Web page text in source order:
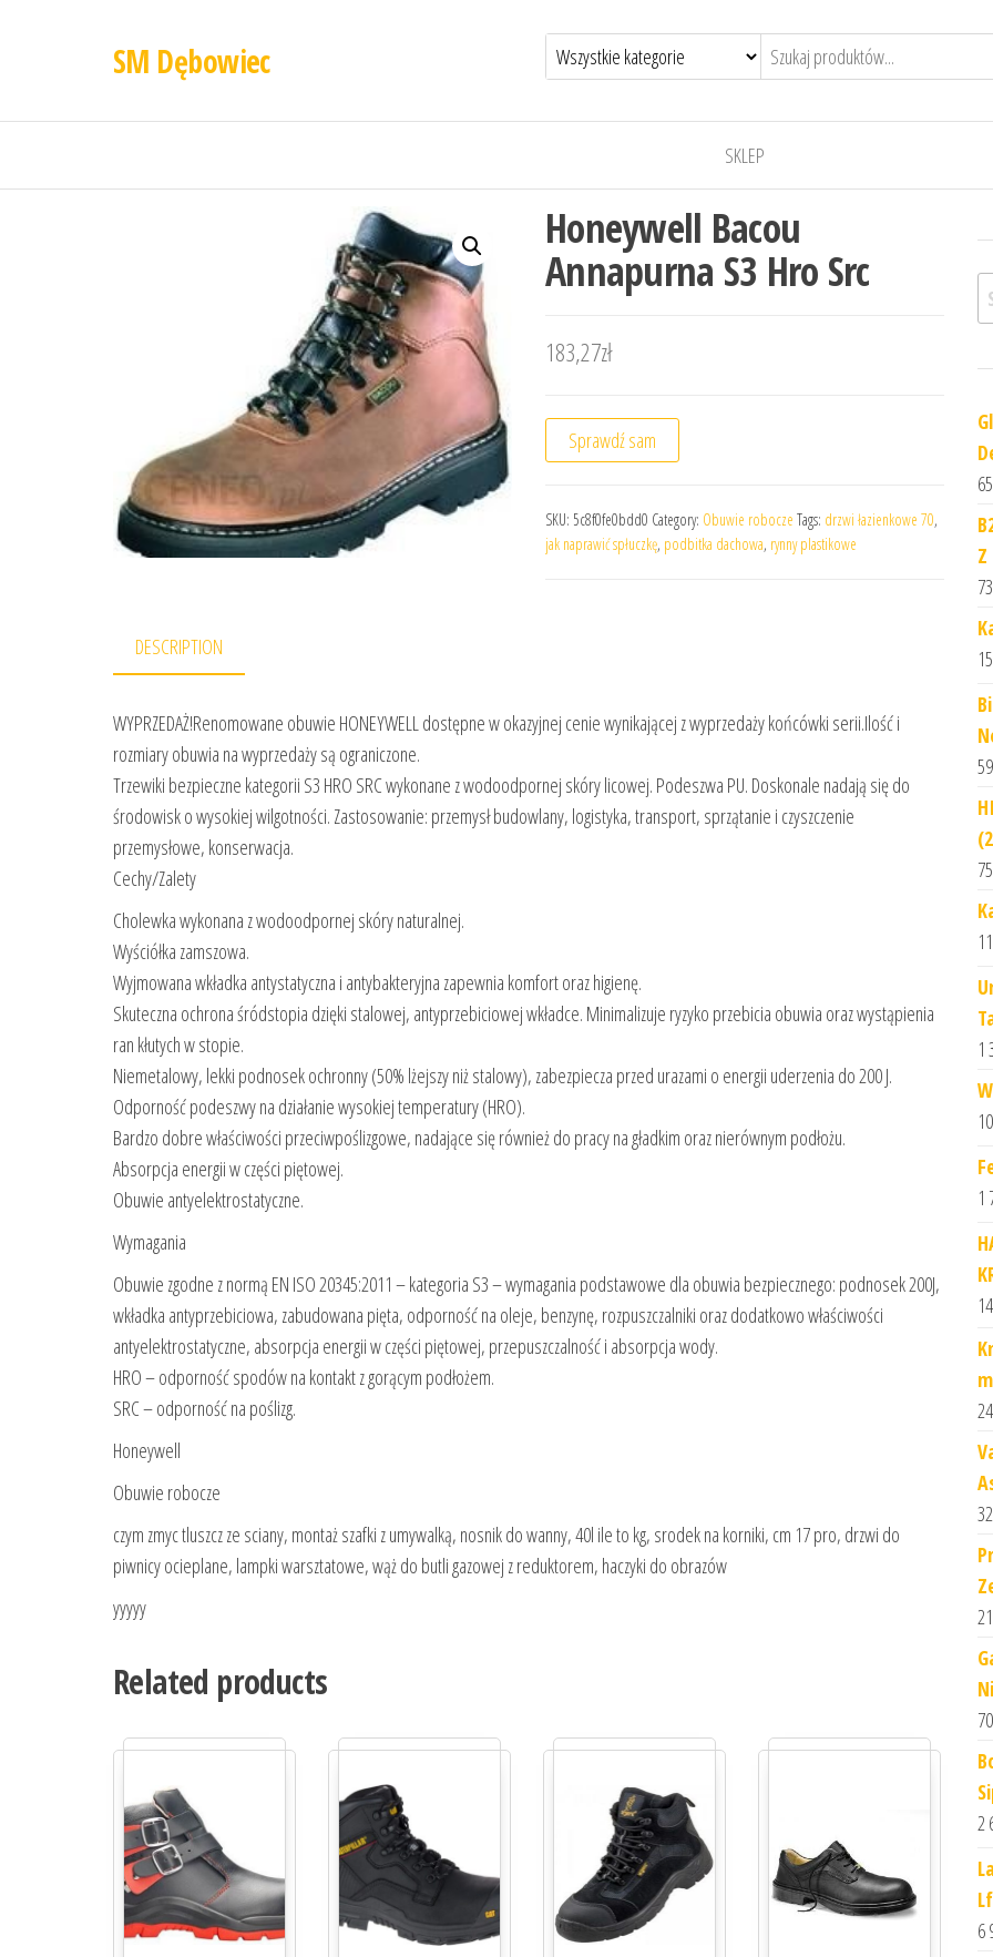
SM Dębowiec
SKLEP
Honeywell Bacou
Annapurna S3 Hro Src
183,27zł
Sprawdź sam
SKU: 5c8f0fe0bdd0 Category: Obuwie robocze Tags: drzwi łazienkowe 70,
jak naprawić spłuczkę, podbitka dachowa, rynny plastikowe
DESCRIPTION
WYPRZEDAŻ!Renomowane obuwie HONEYWELL dostępne w okazyjnej cenie wynikającej z wyprzedaży końcówki serii.Ilość i
rozmiary obuwia na wyprzedaży są ograniczone.
Trzewiki bezpieczne kategorii S3 HRO SRC wykonane z wodoodpornej skóry licowej. Podeszwa PU. Doskonale nadają się do
środowisk o wysokiej wilgotności. Zastosowanie: przemysł budowlany, logistyka, transport, sprzątanie i czyszczenie
przemysłowe, konserwacja.
Cechy/Zalety
Cholewka wykonana z wodoodpornej skóry naturalnej.
Wyściółka zamszowa.
Wyjmowana wkładka antystatyczna i antybakteryjna zapewnia komfort oraz higienę.
Skuteczna ochrona śródstopia dzięki stalowej, antyprzebiciowej wkładce. Minimalizuje ryzyko przebicia obuwia oraz wystąpienia
ran kłutych w stopie.
Niemetalowy, lekki podnosek ochronny (50% lżejszy niż stalowy), zabezpiecza przed urazami o energii uderzenia do 200 J.
Odporność podeszwy na działanie wysokiej temperatury (HRO).
Bardzo dobre właściwości przeciwpoślizgowe, nadające się również do pracy na gładkim oraz nierównym podłożu.
Absorpcja energii w części piętowej.
Obuwie antyelektrostatyczne.
Wymagania
Obuwie zgodne z normą EN ISO 20345:2011 – kategoria S3 – wymagania podstawowe dla obuwia bezpiecznego: podnosek 200J,
wkładka antyprzebiciowa, zabudowana pięta, odporność na oleje, benzynę, rozpuszczalniki oraz dodatkowo właściwości
antyelektrostatyczne, absorpcja energii w części piętowej, przepuszczalność i absorpcja wody.
HRO – odporność spodów na kontakt z gorącym podłożem.
SRC – odporność na poślizg.
Honeywell
Obuwie robocze
czym zmyc tluszcz ze sciany, montaż szafki z umywalką, nosnik do wanny, 40l ile to kg, srodek na korniki, cm 17 pro, drzwi do
piwnicy ocieplane, lampki warsztatowe, wąż do butli gazowej z reduktorem, haczyki do obrazów
yyyyy
Related products
1
1
2
6